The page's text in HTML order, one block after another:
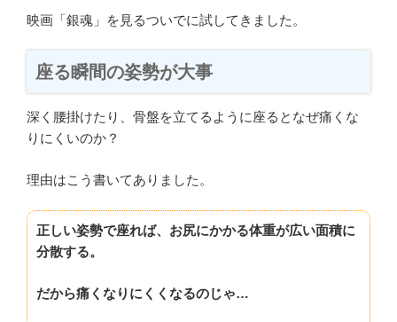
映画「銀魂」を見るついでに試してきました。
座る瞬間の姿勢が大事
深く腰掛けたり、骨盤を立てるように座るとなぜ痛くな
りにくいのか？
理由はこう書いてありました。
正しい姿勢で座れば、お尻にかかる体重が広い面積に
分散する。
だから痛くなりにくくなるのじゃ…